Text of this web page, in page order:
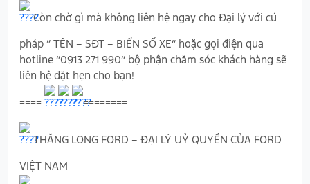
Còn chờ gì mà không liên hệ ngay cho Đại lý với cú
pháp “ TÊN – SĐT – BIỂN SỐ XE” hoặc gọi điện qua
hotline “0913 271 990” bộ phận chăm sóc khách hàng sẽ
liên hệ đặt hẹn cho bạn!
==== ========
THĂNG LONG FORD – ĐẠI LÝ UỶ QUYỀN CỦA FORD
VIỆT NAM